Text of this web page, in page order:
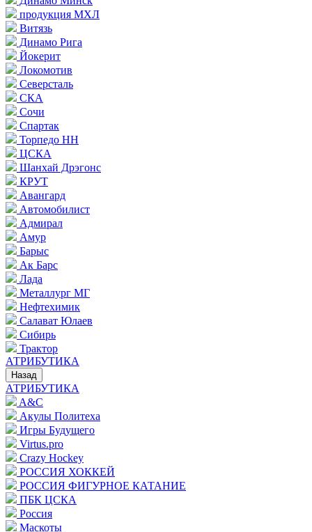
продукция МХЛ
Витязь
Динамо Рига
Йокерит
Локомотив
Северсталь
СКА
Сочи
Спартак
Торпедо НН
ЦСКА
Шанхай Дрэгонс
КРУТ
Авангард
Автомобилист
Адмирал
Амур
Барыс
Ак Барс
Лада
Металлург МГ
Нефтехимик
Салават Юлаев
Сибирь
Трактор
АТРИБУТИКА
Назад
АТРИБУТИКА
A&C
Акулы Политеха
Игры Будущего
Virtus.pro
Crazy Hockey
РОССИЯ ХОККЕЙ
РОССИЯ ФИГУРНОЕ КАТАНИЕ
ПБК ЦСКА
Россия
Маскоты